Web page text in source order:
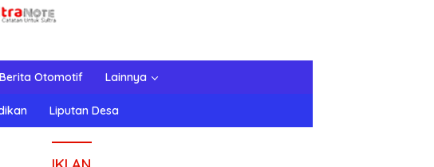
Berita Otomotif Lainnya
Liputan Desa